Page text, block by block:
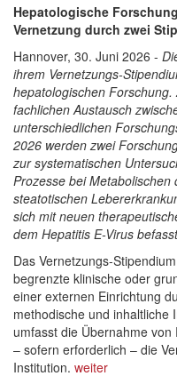
Hepatologische
Vernetzung durch zwei
Hannover, 30. Juni 2026 -
ihrem Vernetzungs-
hepatologischen
fachlichen Austausch
unterschiedlichen
2026 werden zwei
zur systematischen
Prozesse bei
steatotischen
sich mit neuen
dem Hepatitis E-Virus
Das Vernetzungs-
begrenzte klinische oder
einer externen Einrichtung
methodische und inhaltliche
umfasst die Übernahme
– sofern erforderlich – die
Institution. weiter